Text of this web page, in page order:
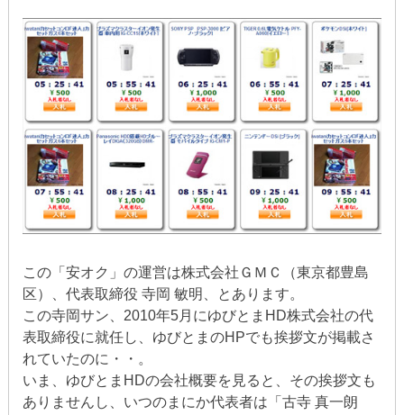
この「安オク」の運営は株式会社ＧＭＣ（東京都豊島
区）、代表取締役 寺岡 敏明、とあります。
この寺岡サン、2010年5月にゆびとまHD株式会社の代
表取締役に就任し、ゆびとまのHPでも挨拶文が掲載さ
れていたのに・・。
いま、ゆびとまHDの会社概要を見ると、その挨拶文も
ありませんし、いつのまにか代表者は「古寺 真一朗